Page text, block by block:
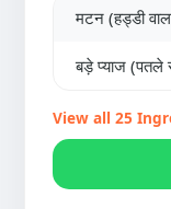
मटन (हड्डी
बड़े प्याज (पतले
View all 25